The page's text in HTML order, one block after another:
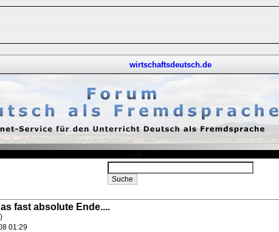
wirtschaftsdeutsch.de
fast absolute Ende....
01:29